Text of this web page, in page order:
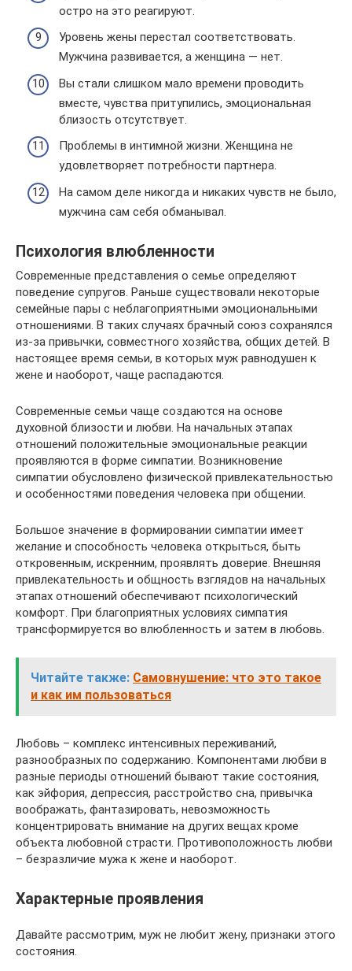
остро на это реагируют.
Уровень жены перестал соответствовать.
Мужчина развивается, а женщина — нет.
Вы стали слишком мало времени проводить
вместе, чувства притупились, эмоциональная
близость отсутствует.
Проблемы в интимной жизни. Женщина не
удовлетворяет потребности партнера.
На самом деле никогда и никаких чувств не было,
мужчина сам себя обманывал.
Психология влюбленности
Современные представления о семье определяют
поведение супругов. Раньше существовали некоторые
семейные пары с неблагоприятными эмоциональными
отношениями. В таких случаях брачный союз сохранялся
из-за привычки, совместного хозяйства, общих детей. В
настоящее время семьи, в которых муж равнодушен к
жене и наоборот, чаще распадаются.
Современные семьи чаще создаются на основе
духовной близости и любви. На начальных этапах
отношений положительные эмоциональные реакции
проявляются в форме симпатии. Возникновение
симпатии обусловлено физической привлекательностью
и особенностями поведения человека при общении.
Большое значение в формировании симпатии имеет
желание и способность человека открыться, быть
откровенным, искренним, проявлять доверие. Внешняя
привлекательность и общность взглядов на начальных
этапах отношений обеспечивают психологический
комфорт. При благоприятных условиях симпатия
трансформируется во влюбленность и затем в любовь.
Читайте также: Самовнушение: что это такое
и как им пользоваться
Любовь – комплекс интенсивных переживаний,
разнообразных по содержанию. Компонентами любви в
разные периоды отношений бывают такие состояния,
как эйфория, депрессия, расстройство сна, привычка
воображать, фантазировать, невозможность
концентрировать внимание на других вещах кроме
объекта любовной страсти. Противоположность любви
– безразличие мужа к жене и наоборот.
Характерные проявления
Давайте рассмотрим, муж не любит жену, признаки этого
состояния.